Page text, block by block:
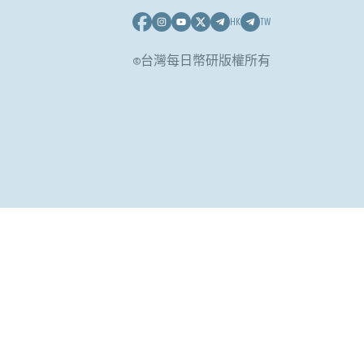
HK TW
©台灣每日幣研版權所有